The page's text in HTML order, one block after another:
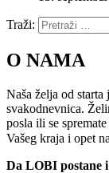
Traži:
O NAMA
Naša želja od
svakodnevnica.
posla ili se
Vašeg kraja i opet
Da LOBI postane